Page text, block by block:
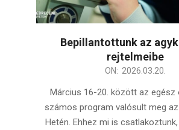
Bepillantottunk az
rejtelmeibe
ON: 2026.03.20.
Március 16-20. között az egész
számos program valósult meg
Hetén. Ehhez mi is